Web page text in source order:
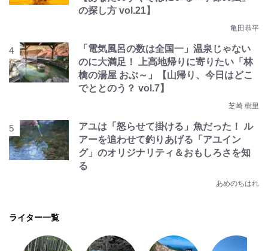
の探し方 vol.21】
亀田恭平
「電気風呂の数は全国一」温泉じゃない
のに大満足！ 上高地帰りに寄りたい「林
檎の湯屋 おぶ～」【山帰り、今日はどこ
でととのう？ vol.7】
芝崎 樹里
アユは「怒らせて掛ける」魚だった！ ル
アーを追わせて釣りあげる「アユイン
グ」のオリジナリティ＆おもしろさを知
る
あめのちはれ
ライター一覧